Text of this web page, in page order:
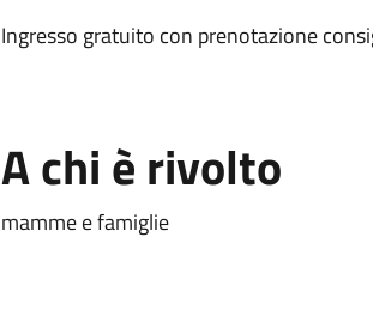
Ingresso gratuito con prenotazione
A chi è rivolto
mamme e famiglie